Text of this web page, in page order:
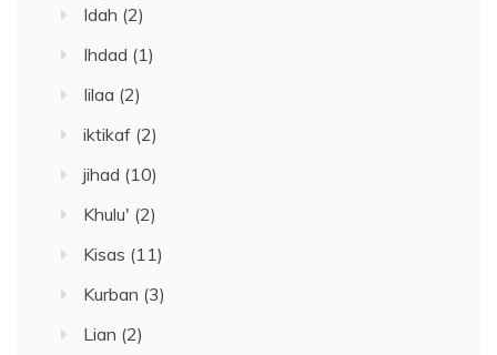
Idah (2)
Ihdad (1)
Iilaa (2)
iktikaf (2)
jihad (10)
Khulu' (2)
Kisas (11)
Kurban (3)
Lian (2)